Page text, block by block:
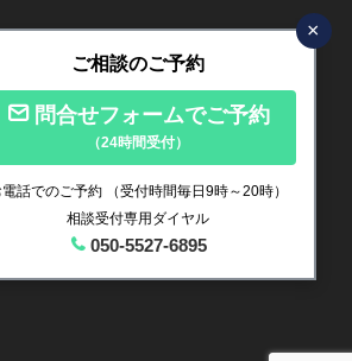
1-24-20 ちくぎん福岡ビ
050-5527-6895（相談受付
ご相談のご予約
×
問合せフォームでご予約
（24時間受付）
電話でのご予約
（受付時間毎日9時～20時）
相談受付専用ダイヤル
050-5527-6895